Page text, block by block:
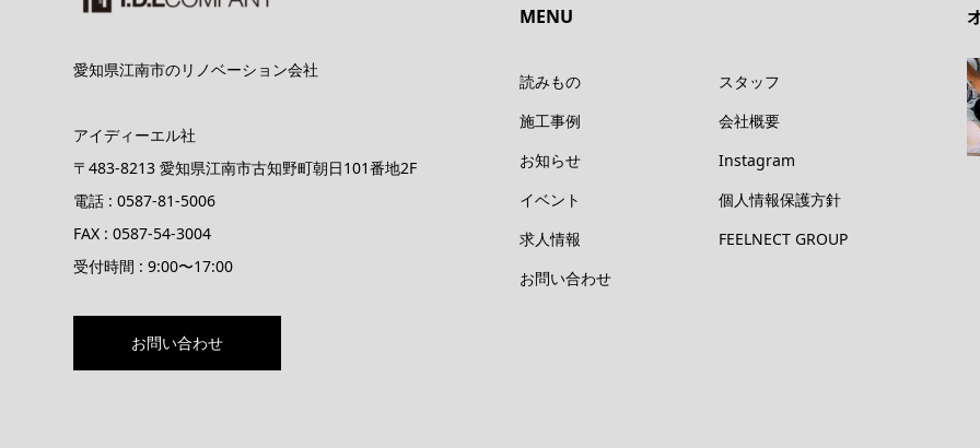
愛知県江南市のリノベーション会社
アイディーエル社
〒483-8213 愛知県江南市古知野町朝日101番地2F
電話 : 0587-81-5006
FAX : 0587-54-3004
受付時間 : 9:00〜17:00
お問い合わせ
MENU
読みもの
施工事例
お知らせ
イベント
求人情報
お問い合わせ
スタッフ
会社概要
Instagram
個人情報保護方針
FEELNECT GROUP